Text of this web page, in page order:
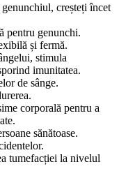
creșteți încet
pentru genunchi.
și fermă.
stimula
imunitatea.
de sânge.
corporală pentru a
sănătoase.
tumefacției la nivelul